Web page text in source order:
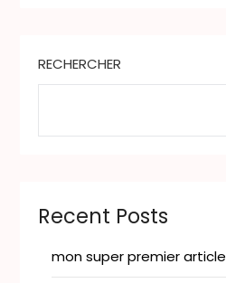
RECHERCHER
Recent Posts
mon super premier article